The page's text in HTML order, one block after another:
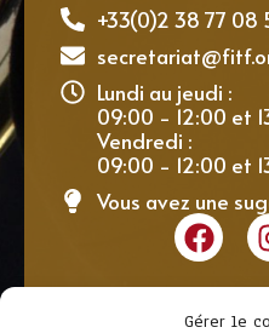
Gérer le
+33(0)2 38 77 08
Lundi au jeudi :
09:00 - 12:00 et
Vendredi :
09:00 - 12:00 et
Vous avez une